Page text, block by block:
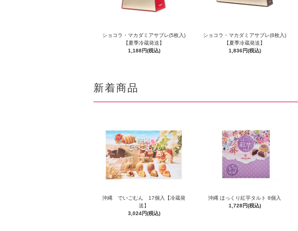
ショコラ・マカダミアサブレ(5枚入)
【夏季冷蔵発送】
1,188円(税込)
ショコラ・マカダミアサブレ(8枚入)
【夏季冷蔵発送】
1,836円(税込)
新着商品
沖縄 でいごむん 17個入【冷蔵発
送】
3,024円(税込)
沖縄 ほっくり紅芋タルト 8個入
1,728円(税込)